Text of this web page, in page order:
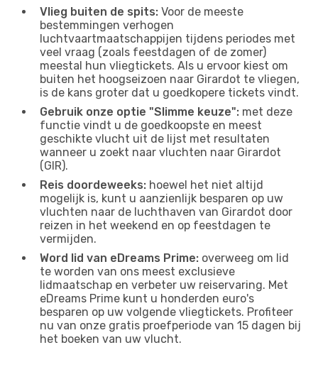
Vlieg buiten de spits: Voor de meeste
bestemmingen verhogen
luchtvaartmaatschappijen tijdens periodes met
veel vraag (zoals feestdagen of de zomer)
meestal hun vliegtickets. Als u ervoor kiest om
buiten het hoogseizoen naar Girardot te vliegen,
is de kans groter dat u goedkopere tickets vindt.
Gebruik onze optie "Slimme keuze": met deze
functie vindt u de goedkoopste en meest
geschikte vlucht uit de lijst met resultaten
wanneer u zoekt naar vluchten naar Girardot
(GIR).
Reis doordeweeks: hoewel het niet altijd
mogelijk is, kunt u aanzienlijk besparen op uw
vluchten naar de luchthaven van Girardot door
reizen in het weekend en op feestdagen te
vermijden.
Word lid van eDreams Prime: overweeg om lid
te worden van ons meest exclusieve
lidmaatschap en verbeter uw reiservaring. Met
eDreams Prime kunt u honderden euro's
besparen op uw volgende vliegtickets. Profiteer
nu van onze gratis proefperiode van 15 dagen bij
het boeken van uw vlucht.